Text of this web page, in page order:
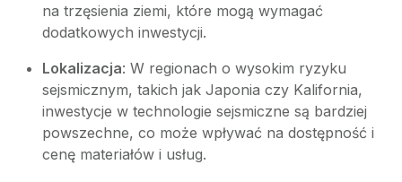
na trzęsienia ziemi, które mogą wymagać
dodatkowych inwestycji.
Lokalizacja: W regionach o wysokim ryzyku
sejsmicznym, takich jak Japonia czy Kalifornia,
inwestycje w technologie sejsmiczne są bardziej
powszechne, co może wpływać na dostępność i
cenę materiałów i usług.